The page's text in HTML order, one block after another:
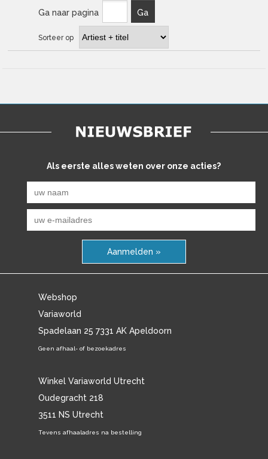
Ga naar pagina Ga
Sorteer op
Als eerste alles weten over onze acties?
Aanmelden »
Webshop
Variaworld
Spadelaan 25 7331 AK Apeldoorn
Geen afhaal- of bezoekadres
Winkel Variaworld Utrecht
Oudegracht 218
3511 NS Utrecht
Tevens afhaaladres na bestelling